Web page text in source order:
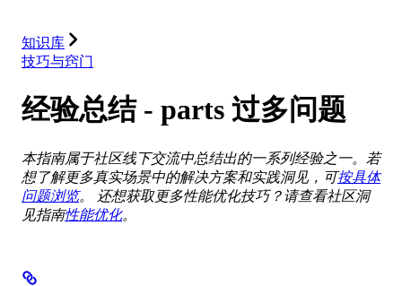
知识库
技巧与窍门
经验总结 - parts 过多问题
本指南属于社区线下交流中总结出的一系列经验之一。若
想了解更多真实场景中的解决方案和实践洞见，可按具体
问题浏览。
还想获取更多性能优化技巧？请查看社区洞
见指南性能优化。